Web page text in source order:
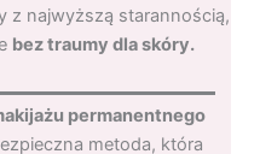
z najwyższą starannością,
bez traumy dla skóry.
permanentnego
metoda, która